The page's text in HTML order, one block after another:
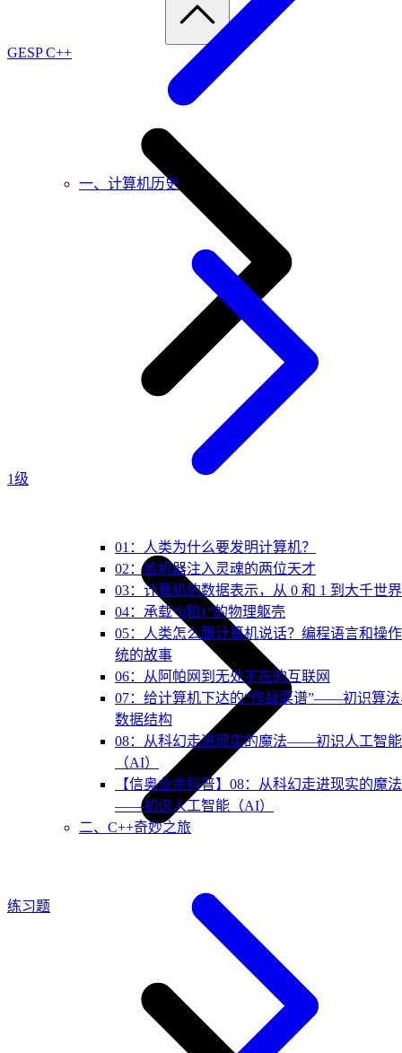
一、计算机历史
01：人类为什么要发明计算机？
02：给机器注入灵魂的两位天才
03：计算机的数据表示，从 0 和 1 到大千世界
04：承载“0和1”的物理躯壳
05：人类怎么跟计算机说话？编程语言和操
统的故事
06：从阿帕网到无处不在的互联网
07：给计算机下达的“作战菜谱”——初识算
数据结构
08：从科幻走进现实的魔法——初识人工智能
（AI）
【信奥业余科普】08：从科幻走进现实的魔法
——初识人工智能（AI）
二、C++奇妙之旅
GESP C++
1级
练习题